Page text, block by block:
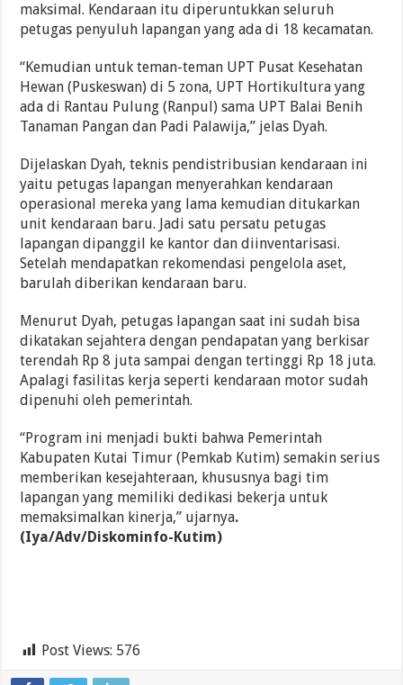
maksimal. Kendaraan itu diperuntukkan seluruh
petugas penyuluh lapangan yang ada di 18 kecamatan.
“Kemudian untuk teman-teman UPT Pusat Kesehatan
Hewan (Puskeswan) di 5 zona, UPT Hortikultura yang
ada di Rantau Pulung (Ranpul) sama UPT Balai Benih
Tanaman Pangan dan Padi Palawija,” jelas Dyah.
Dijelaskan Dyah, teknis pendistribusian kendaraan ini
yaitu petugas lapangan menyerahkan kendaraan
operasional mereka yang lama kemudian ditukarkan
unit kendaraan baru. Jadi satu persatu petugas
lapangan dipanggil ke kantor dan diinventarisasi.
Setelah mendapatkan rekomendasi pengelola aset,
barulah diberikan kendaraan baru.
Menurut Dyah, petugas lapangan saat ini sudah bisa
dikatakan sejahtera dengan pendapatan yang berkisar
terendah Rp 8 juta sampai dengan tertinggi Rp 18 juta.
Apalagi fasilitas kerja seperti kendaraan motor sudah
dipenuhi oleh pemerintah.
“Program ini menjadi bukti bahwa Pemerintah
Kabupaten Kutai Timur (Pemkab Kutim) semakin serius
memberikan kesejahteraan, khususnya bagi tim
lapangan yang memiliki dedikasi bekerja untuk
memaksimalkan kinerja,” ujarnya.
(Iya/Adv/Diskominfo-Kutim)
Post Views: 576